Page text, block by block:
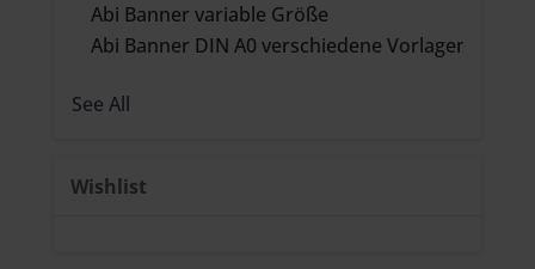
Abi Banner variable Größe
Abi Banner DIN A0 verschiedene Vorlagen
See All
Wishlist